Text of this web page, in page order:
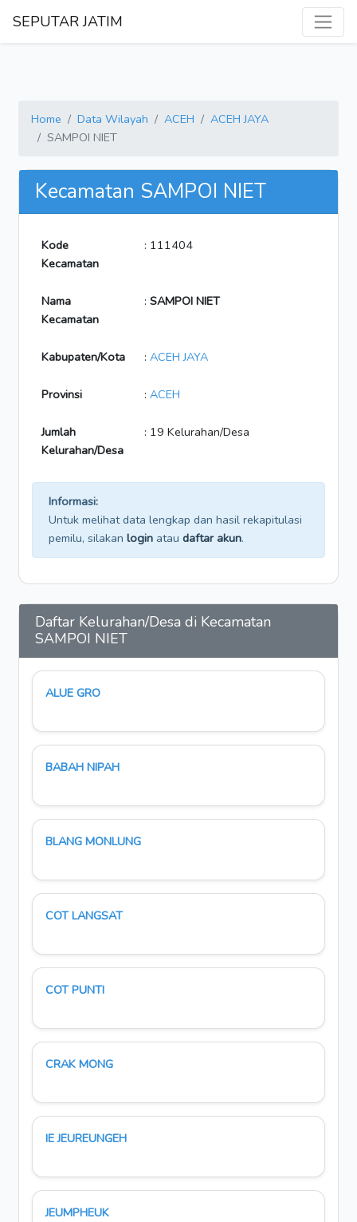
SEPUTAR JATIM
Home Data Wilayah ACEH
ACEH JAYA
SAMPOI NIET
Kecamatan SAMPOI NIET
Kode
Kecamatan
: 111404
Nama
Kecamatan
: SAMPOI NIET
Kabupaten/Kota : ACEH JAYA
Provinsi : ACEH
Jumlah
Kelurahan/Desa
: 19 Kelurahan/Desa
Informasi:
Untuk melihat data lengkap dan hasil rekapitulasi
pemilu, silakan login atau daftar akun.
Daftar Kelurahan/Desa di Kecamatan
SAMPOI NIET
ALUE GRO
BABAH NIPAH
BLANG MONLUNG
COT LANGSAT
COT PUNTI
CRAK MONG
IE JEUREUNGEH
JEUMPHEUK